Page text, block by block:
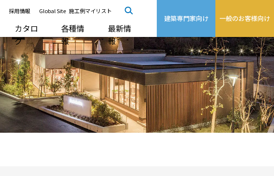
採用情報 Global Site 施工例マイリスト
カタロ
グ
各種情
報
最新情
報
建築専門家向け 一般のお客様向け